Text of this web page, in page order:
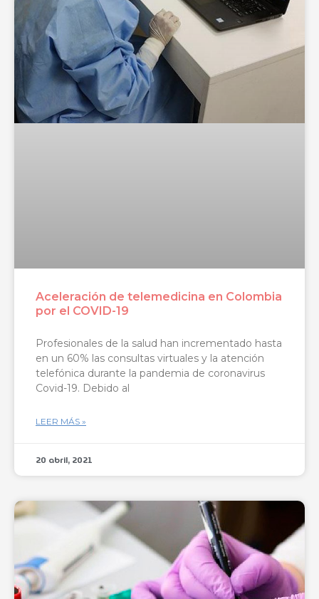
Aceleración de telemedicina en Colombia
por el COVID-19
Profesionales de la salud han incrementado hasta
en un 60% las consultas virtuales y la atención
telefónica durante la pandemia de coronavirus
Covid-19. Debido al
LEER MÁS »
20 abril, 2021